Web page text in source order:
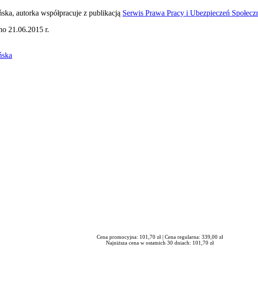
autorka współpracuje z publikacją Serwis Prawa Pracy i Ubezpieczeń
21.06.2015 r.
- otwiera się w nowym oknie
Cena promocyjna: 101,70 zł | Cena regularna: 339,00 zł
Najniższa cena w ostatnich 30 dniach: 101,70 zł